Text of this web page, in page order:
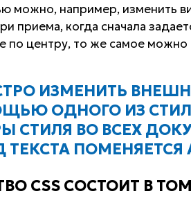
можно, например, изменить
приема, когда сначала
по центру, то же самое
ИЗМЕНИТЬ
ОДНОГО ИЗ
СТИЛЯ ВО ВСЕХ
ТЕКСТА
CSS СОСТОИТ В